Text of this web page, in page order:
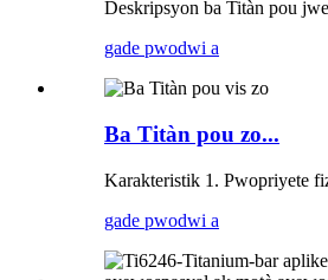
Deskripsyon ba Titàn pou
gade pwodwi a
Ba Titàn pou zo...
Karakteristik 1. Pwopriyete
gade pwodwi a